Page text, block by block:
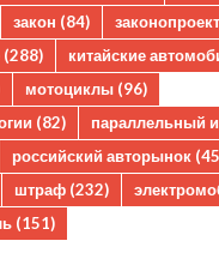
закон (84) законопроект
(288) китайские
мотоциклы (96)
(82) параллельный
российский авторынок
штраф (232)
(151)